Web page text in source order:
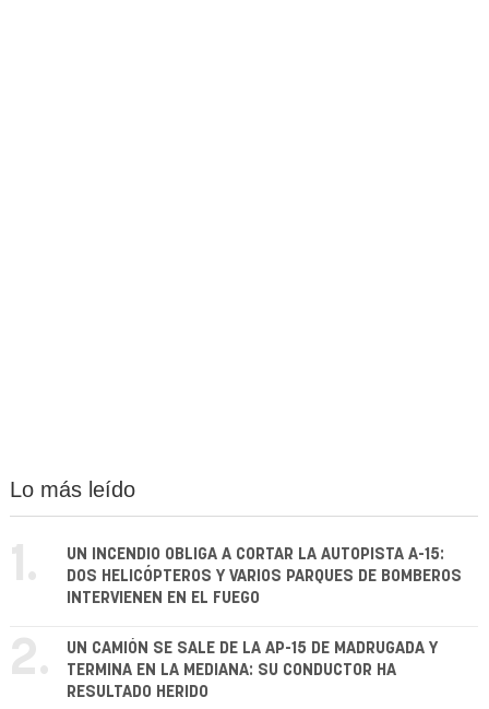
Lo más leído
1.
UN INCENDIO OBLIGA A CORTAR LA AUTOPISTA A-15:
DOS HELICÓPTEROS Y VARIOS PARQUES DE BOMBEROS
INTERVIENEN EN EL FUEGO
2.
UN CAMIÓN SE SALE DE LA AP-15 DE MADRUGADA Y
TERMINA EN LA MEDIANA: SU CONDUCTOR HA
RESULTADO HERIDO